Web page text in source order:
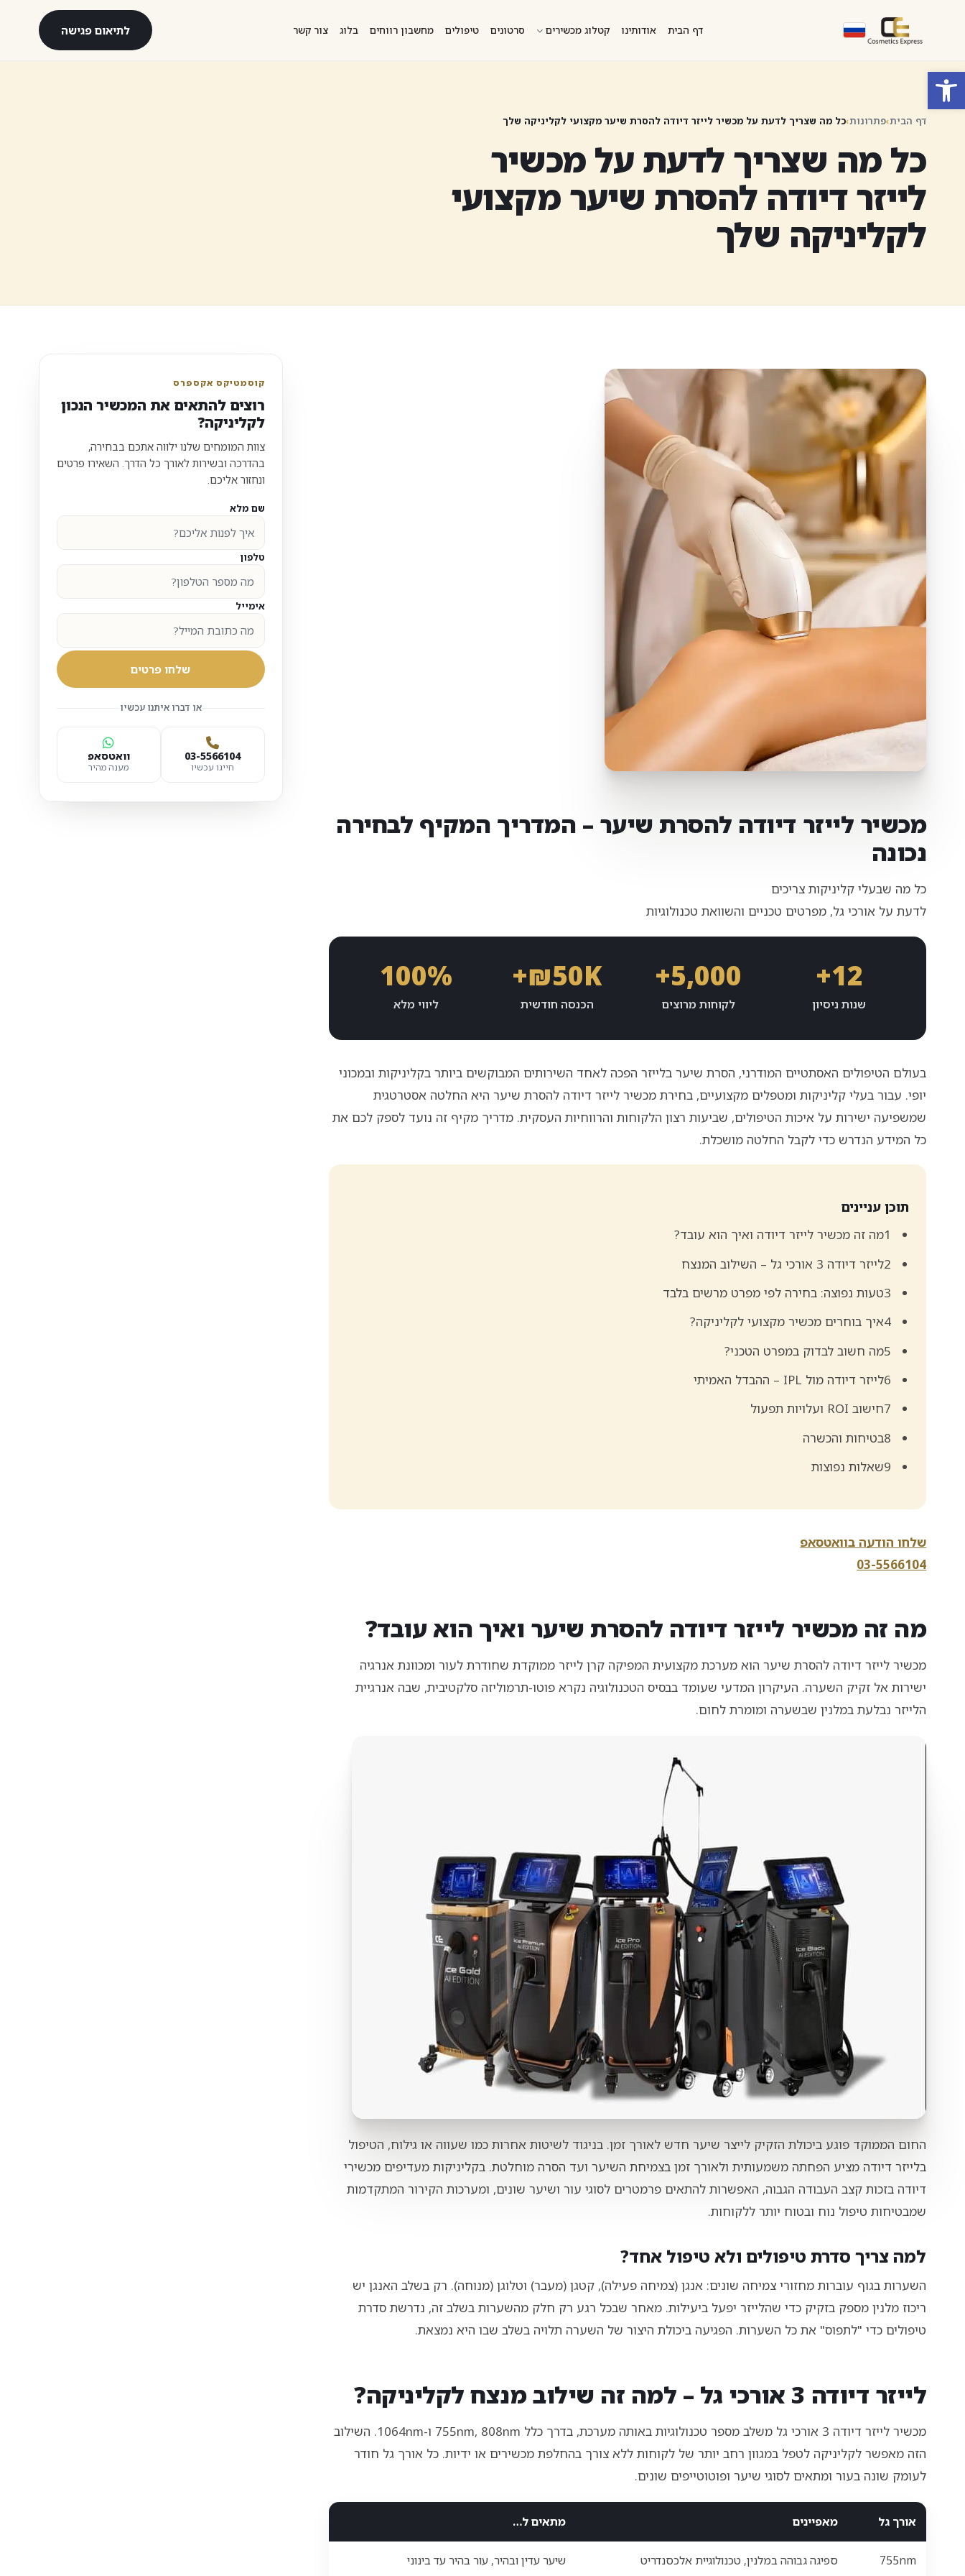
פתח סרגל נגישות
דף הבית אודותינו קטלוג מכשירים סרטונים טיפולים מחשבון רווחים בלוג צור קשר לתיאום פגישה
דף הבית›פתרונות›כל מה שצריך לדעת על מכשיר לייזר דיודה להסרת שיער מקצועי לקליניקה שלך
כל מה שצריך לדעת על מכשיר
לייזר דיודה להסרת שיער מקצועי
לקליניקה שלך
מכשיר לייזר דיודה להסרת שיער – המדריך המקיף לבחירה
נכונה
כל מה שבעלי קליניקות צריכים
לדעת על אורכי גל, מפרטים טכניים והשוואת טכנולוגיות
12+
שנות ניסיון
5,000+
לקוחות מרוצים
₪50K+
הכנסה חודשית
100%
ליווי מלא
בעולם הטיפולים האסתטיים המודרני, הסרת שיער בלייזר הפכה לאחד השירותים המבוקשים ביותר בקליניקות ובמכוני
יופי. עבור בעלי קליניקות ומטפלים מקצועיים, בחירת מכשיר לייזר דיודה להסרת שיער היא החלטה אסטרטגית
שמשפיעה ישירות על איכות הטיפולים, שביעות רצון הלקוחות והרווחיות העסקית. מדריך מקיף זה נועד לספק לכם את
כל המידע הנדרש כדי לקבל החלטה מושכלת.
תוכן עניינים
1מה זה מכשיר לייזר דיודה ואיך הוא עובד?
2לייזר דיודה 3 אורכי גל – השילוב המנצח
3טעות נפוצה: בחירה לפי מפרט מרשים בלבד
4איך בוחרים מכשיר מקצועי לקליניקה?
5מה חשוב לבדוק במפרט הטכני?
6לייזר דיודה מול IPL – ההבדל האמיתי
7חישוב ROI ועלויות תפעול
8בטיחות והכשרה
9שאלות נפוצות
שלחו הודעה בוואטסאפ
03-5566104
מה זה מכשיר לייזר דיודה להסרת שיער ואיך הוא עובד?
מכשיר לייזר דיודה להסרת שיער הוא מערכת מקצועית המפיקה קרן לייזר ממוקדת שחודרת לעור ומכוונת אנרגיה
ישירות אל זקיק השערה. העיקרון המדעי שעומד בבסיס הטכנולוגיה נקרא פוטו-תרמוליזה סלקטיבית, שבה אנרגיית
הלייזר נבלעת במלנין שבשערה ומומרת לחום.
החום הממוקד פוגע ביכולת הזקיק לייצר שיער חדש לאורך זמן. בניגוד לשיטות אחרות כמו שעווה או גילוח, הטיפול
בלייזר דיודה מציע הפחתה משמעותית ולאורך זמן בצמיחת השיער ועד הסרה מוחלטת. בקליניקות מעדיפים מכשירי
דיודה בזכות קצב העבודה הגבוה, האפשרות להתאים פרמטרים לסוגי עור ושיער שונים, ומערכות הקירור המתקדמות
שמבטיחות טיפול נוח ובטוח יותר ללקוחות.
למה צריך סדרת טיפולים ולא טיפול אחד?
השערות בגוף עוברות מחזורי צמיחה שונים: אנגן (צמיחה פעילה), קטגן (מעבר) וטלוגן (מנוחה). רק בשלב האנגן יש
ריכוז מלנין מספק בזקיק כדי שהלייזר יפעל ביעילות. מאחר שבכל רגע רק חלק מהשערות בשלב זה, נדרשת סדרת
טיפולים כדי "לתפוס" את כל השערות. הפגיעה ביכולת היצור של השערה תלויה בשלב שבו היא נמצאת.
לייזר דיודה 3 אורכי גל – למה זה שילוב מנצח לקליניקה?
מכשיר לייזר דיודה 3 אורכי גל משלב מספר טכנולוגיות באותה מערכת, בדרך כלל 755nm, 808nm ו-1064nm. השילוב
הזה מאפשר לקליניקה לטפל במגוון רחב יותר של לקוחות ללא צורך בהחלפת מכשירים או ידיות. כל אורך גל חודר
לעומק שונה בעור ומתאים לסוגי שיער ופוטוטייפים שונים.
אורך גל מאפיינים מתאים ל…
755nm ספיגה גבוהה במלנין, טכנולוגיית אלכסנדריט שיער עדין ובהיר, עור בהיר עד בינוני
קוסמטיקס אקספרס
רוצים להתאים את המכשיר הנכון
לקליניקה?
צוות המומחים שלנו ילווה אתכם בבחירה,
בהדרכה ובשירות לאורך כל הדרך. השאירו פרטים
ונחזור אליכם.
שם מלא
טלפון
אימייל
שלחו פרטים
או דברו איתנו עכשיו
03-5566104
חייגו עכשיו
וואטסאפ
מענה מהיר